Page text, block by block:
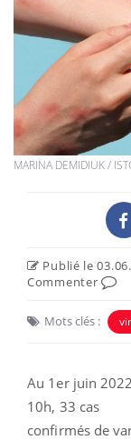
MARINA DEMIDIUK /
Publié le
Commenter
Mots clés :
Au 1er juin
10h, 33 cas
confirmés de